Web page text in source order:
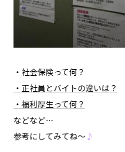
・社会保険って何？
・正社員とバイトの違いは？
・福利厚生って何？
などなど…
参考にしてみてね～♪